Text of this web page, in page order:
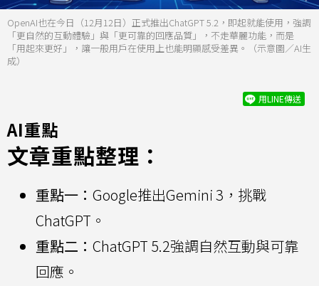
OpenAI也在今日（12月12日）正式推出ChatGPT 5.2，即起就能使用，強調
「更自然的互動體驗」與「更可靠的回應品質」，不走華麗功能，而是
「用起來更好」，讓一般用戶在使用上也能明顯感受差異。（示意圖／AI生
成）
用LINE傳送
AI重點
文章重點整理：
重點一： Google推出Gemini 3，挑戰
ChatGPT。
重點二： ChatGPT 5.2強調自然互動與可靠
回應。